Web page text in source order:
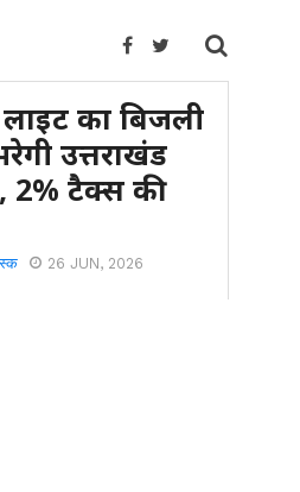
लाइट का बिजली
उत्तराखंड
2% टैक्स की
26 JUN, 2026